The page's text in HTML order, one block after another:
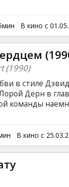
Девочке
и доказать
языке
В кино с
(1990)
в стиле
Дерн в
команды
Джонни, а
на
на
В кино с